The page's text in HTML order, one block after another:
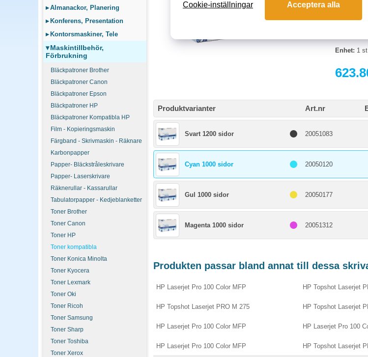
▸Almanackor, Planering
▸ Konferens, Presentation
▸ Kontorsmaskiner, Tele
▾Maskintillbehör,
Förbrukning
Bläckpatroner Brother
Bläckpatroner Canon
Bläckpatroner Epson
Bläckpatroner HP
Bläckpatroner Kompatibla HP
Film - Kopieringsmaskin
Färgband - Skrivmaskin - Räknare
Karbonpapper
Papper- Bläckstråleskrivare
Papper- Laserskrivare
Räknerullar - Kassarullar
Tabulatorpapper - Kedjeblanketter
Toner Brother
Toner Canon
Toner HP
Toner kompatibla
Toner Konica Minolta
Toner Kyocera
Toner Lexmark
Toner Oki
Toner Ricoh
Toner Samsung
Toner Sharp
Toner Toshiba
Toner Xerox
Enhet: 1 st
Produktvarianter Art.nr
Svart 1200 sidor 20051083
Cyan 1000 sidor 20050120
Gul 1000 sidor 20050177
Magenta 1000 sidor 20051312
Produkten passar bland annat till dessa
HP Laserjet Pro 100 Color MFP HP Topshot Laserjet
HP Topshot Laserjet PRO M 275 HP Topshot Laserjet
HP Laserjet Pro 100 Color MFP HP Laserjet Pro 100
HP Laserjet Pro 100 Color MFP HP Topshot Laserjet
Cookie-inställningar Acceptera alla